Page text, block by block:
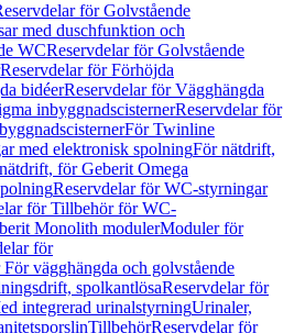
för Golvstående
med duschfunktion och
WCReservdelar för Golvstående
Reservdelar för Förhöjda
bidéerReservdelar för Vägghängda
inbyggnadscisternerReservdelar för
För Twinline
med elektronisk spolningFör nätdrift,
för Geberit Omega
Reservdelar för WC-styrningar
för Tillbehör för WC-
Monolith modulerModuler för
för
vägghängda och golvstående
spolkantlösaReservdelar för
integrerad urinalstyrningUrinaler,
TillbehörReservdelar för